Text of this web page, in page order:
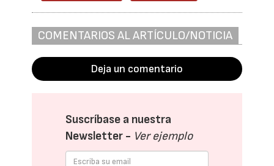
COMENTARIOS AL ARTÍCULO/NOTICIA
Deja un comentario
Suscríbase a nuestra
Newsletter - Ver ejemplo